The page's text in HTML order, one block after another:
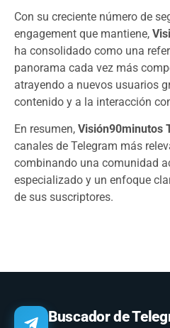
Con su creciente número de
engagement que mantiene,
ha consolidado como una
panorama cada vez más
atrayendo a nuevos usuarios
contenido y a la interacción
En resumen, Visión90minutos
canales de Telegram más
combinando una comunidad
especializado y un enfoque
de sus suscriptores.
Buscador de